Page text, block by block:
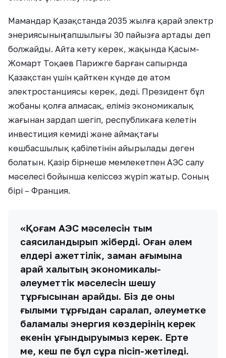
Мамандар Қазақстанда 2035 жылға қарай электр
энериясының тапшылығы 30 пайызға артады деп
болжайды. Айта кету керек, жақында Қасым-
Жомарт Тоқаев Парижге барған сапырнда
Қазақстан үшін қайткен күнде де атом
электростанциясы керек, деді. Президент бұл
жобаны қолға алмасақ, еліміз экономикалық
жағынан зардап шегіп, республикаға келетін
инвестиция кемиді және аймақтағы
көшбасшылық қабілетінін айырылады деген
болатын. Қазір бірнеше мемлекетпен АЭС салу
мәселесі бойынша келіссөз жүріп жатыр. Соның
бірі – Франция.
«Қоғам АЭС мәселесін тым
саясиландырып жіберді. Оған әлем
елдері қажеттілік, заман ағымына
қарай халықтың экономикалық-
әлеуметтік мәселесін шешу
тұрғысынан қарайды. Біз де оны
ғылыми тұрғыдан саралап, әлеуметке
баламалы энергия көздерінің керек
екенін ұғындыруымыз керек. Ерте
ме, кеш пе бұл сұрақ пісіп-жетіледі.